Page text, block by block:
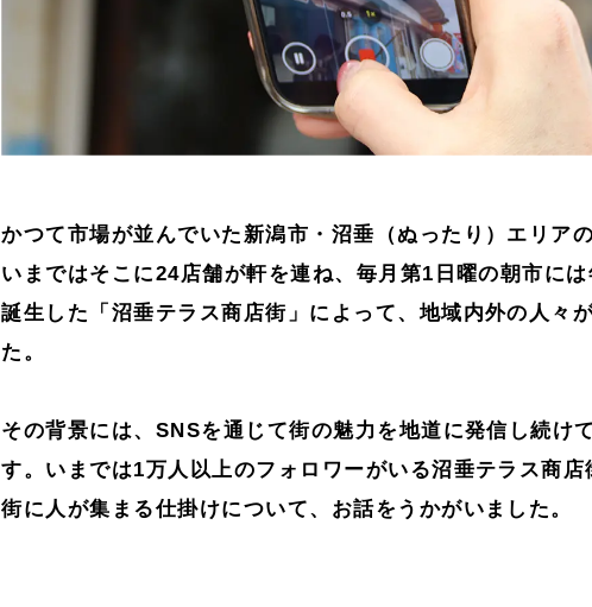
かつて市場が並んでいた新潟市・沼垂（ぬったり）エリア
いまではそこに24店舗が軒を連ね、毎月第1日曜の朝市に
誕生した「沼垂テラス商店街」によって、地域内外の人々
た。
その背景には、SNSを通じて街の魅力を地道に発信し続け
す。いまでは1万人以上のフォロワーがいる沼垂テラス商店
街に人が集まる仕掛けについて、お話をうかがいました。